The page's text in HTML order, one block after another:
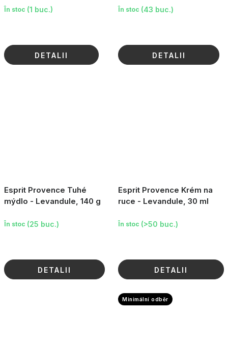
Levandule, 100 g
În stoc (1 buc.)
DETALII
În stoc (43 buc.)
DETALII
Esprit Provence Tuhé
mýdlo - Levandule, 140 g
În stoc (25 buc.)
DETALII
Esprit Provence Krém na
ruce - Levandule, 30 ml
În stoc (>50 buc.)
DETALII
Minimální odběr